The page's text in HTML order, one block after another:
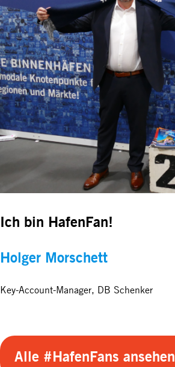
Ich bin HafenFan!
Holger Morschett
Key-Account-Manager, DB Schenker
Alle #HafenFans ansehen